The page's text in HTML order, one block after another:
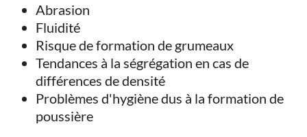
Abrasion
Fluidité
Risque de formation de grumeaux
Tendances à la ségrégation en cas de
différences de densité
Problèmes d'hygiène dus à la formation de
poussière